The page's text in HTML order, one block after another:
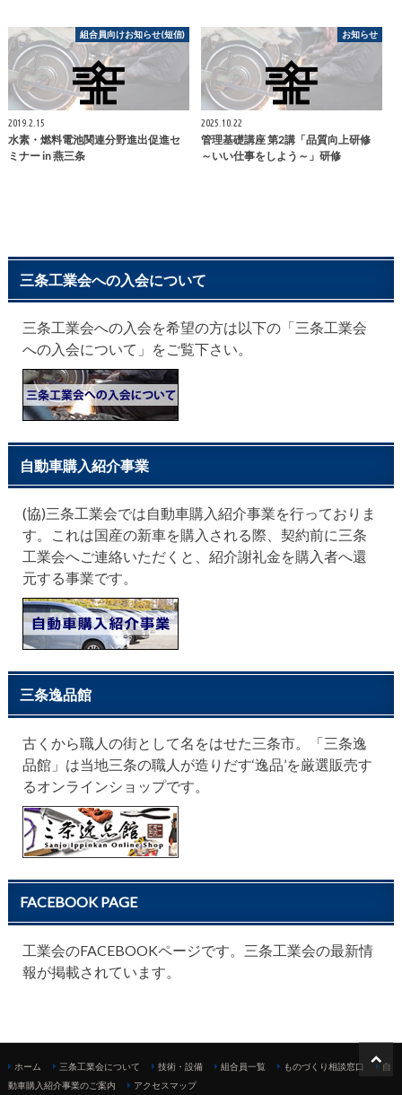
組合員向けお知らせ(短信)
2019.2.15
水素・燃料電池関連分野進出促進セ
ミナー in 燕三条
お知らせ
2025.10.22
管理基礎講座 第2講「品質向上研修
～いい仕事をしよう～」研修
三条工業会への入会について
三条工業会への入会を希望の方は以下の「三条工業会
への入会について」をご覧下さい。
自動車購入紹介事業
(協)三条工業会では自動車購入紹介事業を行っておりま
す。これは国産の新車を購入される際、契約前に三条
工業会へご連絡いただくと、紹介謝礼金を購入者へ還
元する事業です。
三条逸品館
古くから職人の街として名をはせた三条市。「三条逸
品館」は当地三条の職人が造りだす‘逸品’を厳選販売す
るオンラインショップです。
FACEBOOK PAGE
工業会のFACEBOOKページです。三条工業会の最新情
報が掲載されています。
ホーム 三条工業会について 技術・設備 組合員一覧 ものづくり相談窓口
自
動車購入紹介事業のご案内
アクセスマップ